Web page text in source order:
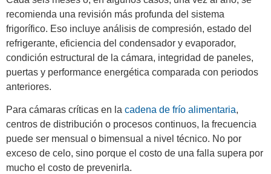
recomienda una revisión más profunda del sistema
frigorífico. Eso incluye análisis de compresión, estado del
refrigerante, eficiencia del condensador y evaporador,
condición estructural de la cámara, integridad de paneles,
puertas y performance energética comparada con periodos
anteriores.
Para cámaras críticas en la cadena de frío alimentaria,
centros de distribución o procesos continuos, la frecuencia
puede ser mensual o bimensual a nivel técnico. No por
exceso de celo, sino porque el costo de una falla supera por
mucho el costo de prevenirla.